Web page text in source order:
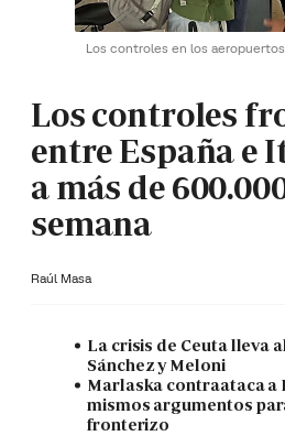
Los controles en los
Los controles
entre España e
a más de
semana
Raúl Masa
La crisis de Ceuta lleva
Sánchez y Meloni
Marlaska contraataca a
mismos argumentos
fronterizo